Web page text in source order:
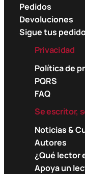
Pedidos
Devoluciones
Sigue tus
Privacidad
Política de
PQRS
FAQ
Se escritor,
Noticias &
Autores
¿Qué lector
Apoya un